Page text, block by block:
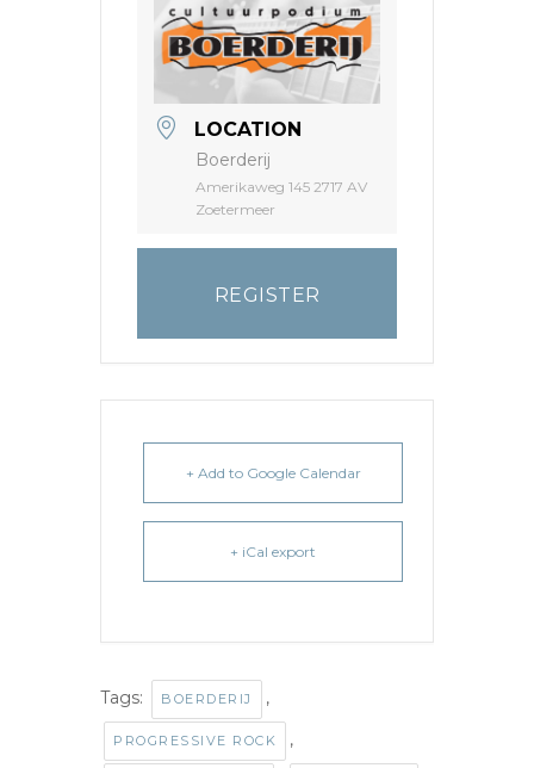
LOCATION
Boerderij
Amerikaweg 145 2717 AV
Zoetermeer
REGISTER
+ Add to Google Calendar
+ iCal export
Tags: BOERDERIJ ,
PROGRESSIVE ROCK ,